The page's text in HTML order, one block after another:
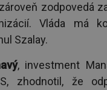
zodpovedá
Vláda má
Szalay.
, investment
zhodnotil, že